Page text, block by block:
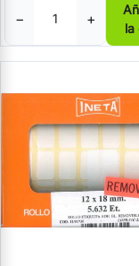
− +
la